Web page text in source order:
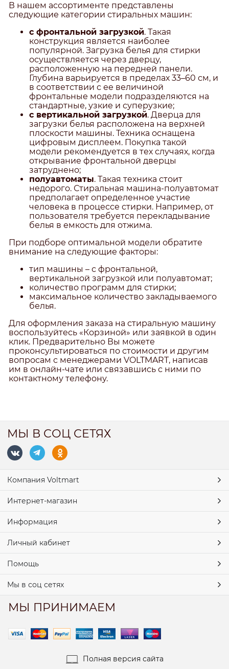
В нашем ассортименте представлены
следующие категории стиральных машин:
с фронтальной загрузкой. Такая
конструкция является наиболее
популярной. Загрузка белья для стирки
осуществляется через дверцу,
расположенную на передней панели.
Глубина варьируется в пределах 33–60 см, и
в соответствии с ее величиной
фронтальные модели подразделяются на
стандартные, узкие и суперузкие;
с вертикальной загрузкой. Дверца для
загрузки белья расположена на верхней
плоскости машины. Техника оснащена
цифровым дисплеем. Покупка такой
модели рекомендуется в тех случаях, когда
открывание фронтальной дверцы
затруднено;
полуавтоматы. Такая техника стоит
недорого. Стиральная машина-полуавтомат
предполагает определенное участие
человека в процессе стирки. Например, от
пользователя требуется перекладывание
белья в емкость для отжима.
При подборе оптимальной модели обратите
внимание на следующие факторы:
тип машины – с фронтальной,
вертикальной загрузкой или полуавтомат;
количество программ для стирки;
максимальное количество закладываемого
белья.
Для оформления заказа на стиральную машину
воспользуйтесь «Корзиной» или заявкой в один
клик. Предварительно Вы можете
проконсультироваться по стоимости и другим
вопросам с менеджерами VOLTMART, написав
им в онлайн-чате или связавшись с ними по
контактному телефону.
МЫ В СОЦ СЕТЯХ
Компания Voltmart
Интернет-магазин
Информация
Личный кабинет
Помощь
Мы в соц сетях
МЫ ПРИНИМАЕМ
Полная версия сайта